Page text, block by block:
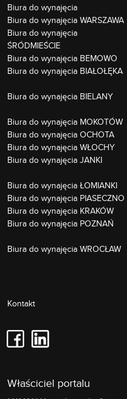
Biura do wynajęcia
Biura do wynajęcia WARSZAWA
Biura do wynajęcia
ŚRÓDMIEŚCIE
Biura do wynajęcia BEMOWO
Biura do wynajęcia BIAŁOŁĘKA
Biura do wynajęcia BIELANY
Biura do wynajęcia MOKOTÓW
Biura do wynajęcia OCHOTA
Biura do wynajęcia WŁOCHY
Biura do wynajęcia JANKI
Biura do wynajęcia ŁOMIANKI
Biura do wynajęcia PIASECZNO
Biura do wynajęcia KRAKÓW
Biura do wynajęcia POZNAŃ
Biura do wynajęcia WROCŁAW
Kontakt
Właściciel portalu